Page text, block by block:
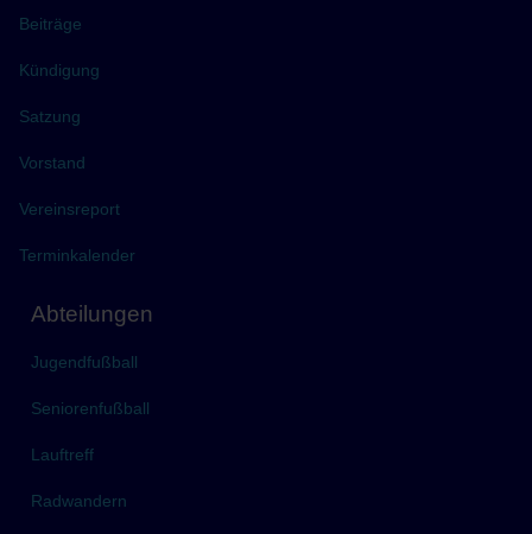
Beiträge
Kündigung
Satzung
Vorstand
Vereinsreport
Terminkalender
Abteilungen
Jugendfußball
Seniorenfußball
Lauftreff
Radwandern